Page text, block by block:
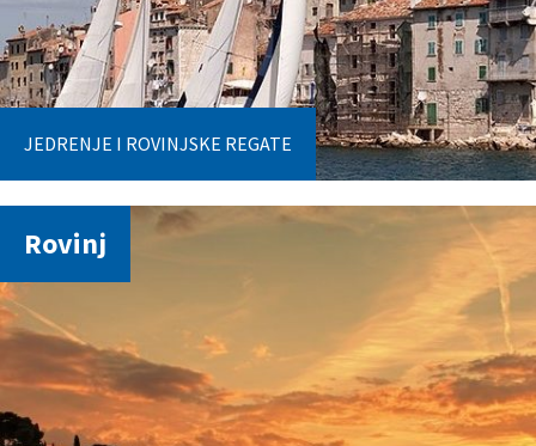
JEDRENJE I ROVINJSKE REGATE
Rovinj